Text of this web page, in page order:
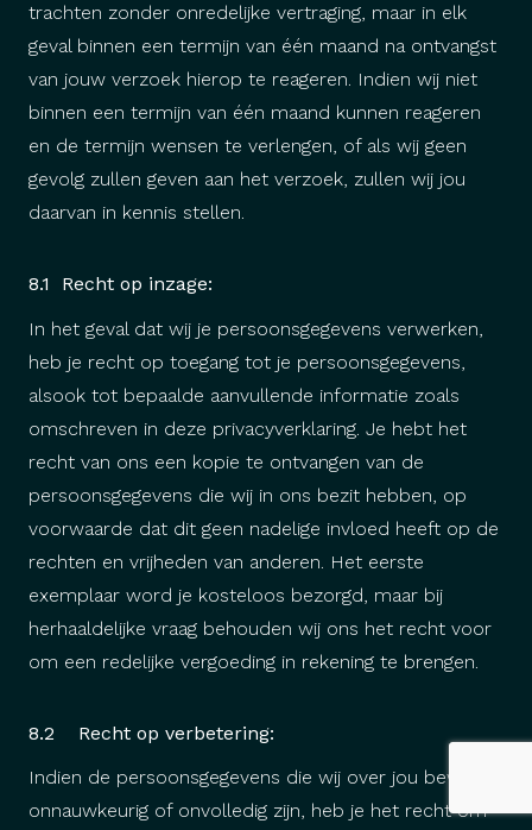
trachten zonder onredelijke vertraging, maar in elk
geval binnen een termijn van één maand na ontvangst
van jouw verzoek hierop te reageren. Indien wij niet
binnen een termijn van één maand kunnen reageren
en de termijn wensen te verlengen, of als wij geen
gevolg zullen geven aan het verzoek, zullen wij jou
daarvan in kennis stellen.
8.1 Recht op inzage:
In het geval dat wij je persoonsgegevens verwerken,
heb je recht op toegang tot je persoonsgegevens,
alsook tot bepaalde aanvullende informatie zoals
omschreven in deze privacyverklaring. Je hebt het
recht van ons een kopie te ontvangen van de
persoonsgegevens die wij in ons bezit hebben, op
voorwaarde dat dit geen nadelige invloed heeft op de
rechten en vrijheden van anderen. Het eerste
exemplaar word je kosteloos bezorgd, maar bij
herhaaldelijke vraag behouden wij ons het recht voor
om een redelijke vergoeding in rekening te brengen.
8.2 Recht op verbetering:
Indien de persoonsgegevens die wij over jou bewaren
onnauwkeurig of onvolledig zijn, heb je het recht om